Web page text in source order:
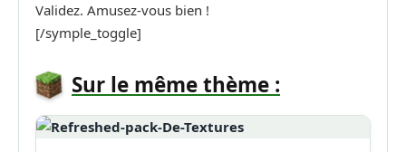
Validez. Amusez-vous bien !
[/symple_toggle]
Sur le même thème :